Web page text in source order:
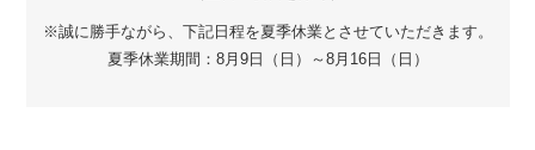
※誠に勝手ながら、下記日程を夏季休業とさせていただきます。
夏季休業期間：8月9日（日）～8月16日（日）